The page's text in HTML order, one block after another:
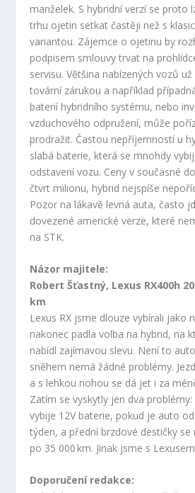
manželek. S hybridní verzí se proto
trhu ojetin setkat častěji než s
variantou. Zájemce o ojetinu by
podpisem smlouvy trvat na
servisu. Většina nabízených vozů
tovární zárukou a například
baterií hybridního systému, nebo
vzduchového odpružení, může
prodražit. Častou nepříjemností u
slabá baterie, která se mnohdy
odstavení vozu. Ceny v současné
čtvrt milionu, hybrid nejspíše
Pozor na lákavě levná auta, často
dovezené americké verze, které
na STK.
Názor majitele:
Robert Šťastný, Lexus RX400h
km
Lexus RX jsme dlouze vybírali jako
nakonec padla volba na hybrid, na
nabídl zajímavou slevu. Není to
sněhem nemá žádné problémy.
a s lehkou nohou se dá jet i za
Zatím se vyskytly jen dva
vybije 12V baterie, pokud je auto
týden, a přední brzdové destičky se
po 35 000 km. Jinak jsme s
Doporučení redakce: